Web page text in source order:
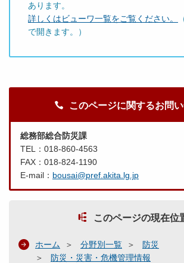
あります。
詳しくはビューワ一覧をご覧ください。
で開きます。）
このページに関するお問
総務部総合防災課
TEL：018-860-4563
FAX：018-824-1190
E-mail： bousai@pref.akita.lg.jp
このページの現在位
ホーム 分野別一覧
防災
防災・災害・危機管理情報